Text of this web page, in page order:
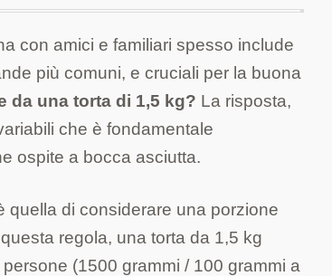
con amici e familiari spesso include
più comuni, e cruciali per la buona
da una torta di 1,5 kg? La risposta,
che è fondamentale
ospite a bocca asciutta.
quella di considerare una porzione
regola, una torta da 1,5 kg
(1500 grammi / 100 grammi a